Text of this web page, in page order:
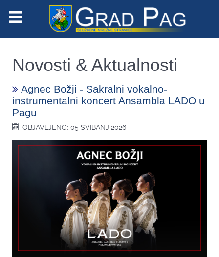
Novosti & Aktualnosti
Agnec Božji - Sakralni vokalno-
instrumentalni koncert Ansambla LADO u
Pagu
OBJAVLJENO: 05 SVIBANJ 2026